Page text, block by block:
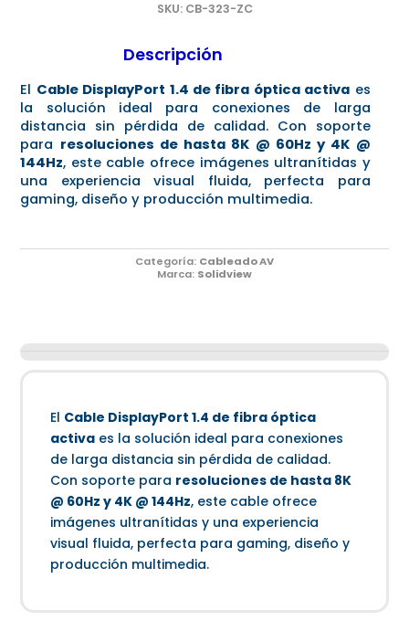
SKU: CB-323-ZC
Descripción
El Cable DisplayPort 1.4 de fibra óptica activa es
la solución ideal para conexiones de larga
distancia sin pérdida de calidad. Con soporte
para resoluciones de hasta 8K @ 60Hz y 4K @
144Hz, este cable ofrece imágenes ultranítidas y
una experiencia visual fluida, perfecta para
gaming, diseño y producción multimedia.
Categoría: Cableado AV
Marca: Solidview
El Cable DisplayPort 1.4 de fibra óptica
activa es la solución ideal para conexiones
de larga distancia sin pérdida de calidad.
Con soporte para resoluciones de hasta 8K
@ 60Hz y 4K @ 144Hz, este cable ofrece
imágenes ultranítidas y una experiencia
visual fluida, perfecta para gaming, diseño y
producción multimedia.